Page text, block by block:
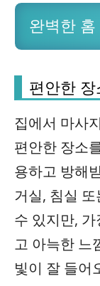
완벽한 홈
편안한
집에서 마사
편안한 장소
용하고 방해
거실, 침실
수 있지만,
고 아늑한 느
빛이 잘 들어